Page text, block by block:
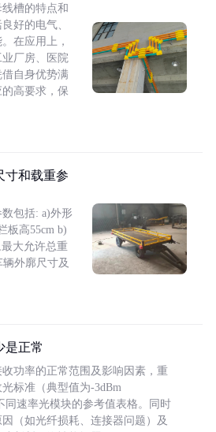
槽的特点和
好的电气、
在应用上，
厂房、医院
自身优势满
高要求，保
寸和载重参
包括: a)外形
板高55cm b)
大允许总重
外廓尺寸及
是正常
功率的正常范围及影响因素，重
标准（典型值为-3dBm
同速率光模块的参考值表格。同时
（如光纤损耗、连接器问题）及